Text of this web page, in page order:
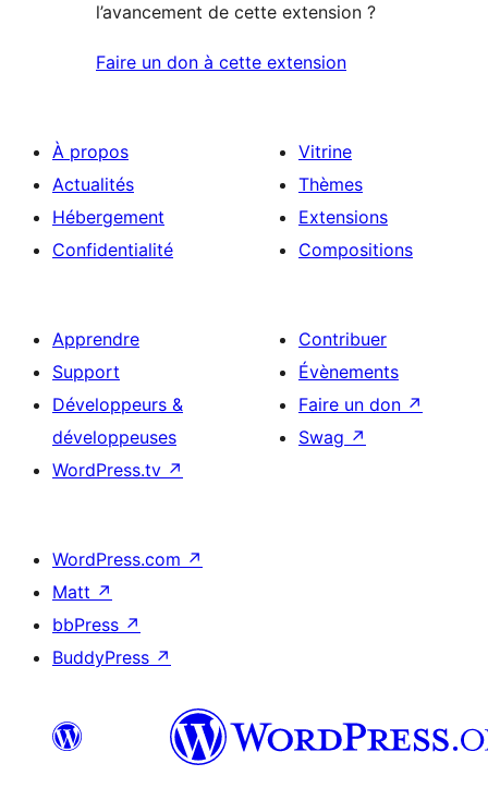
l’avancement de cette extension ?
Faire un don à cette extension
À propos
Actualités
Hébergement
Confidentialité
Vitrine
Thèmes
Extensions
Compositions
Apprendre
Support
Développeurs &
développeuses
WordPress.tv ↗
Contribuer
Évènements
Faire un don ↗
Swag ↗
WordPress.com ↗
Matt ↗
bbPress ↗
BuddyPress ↗